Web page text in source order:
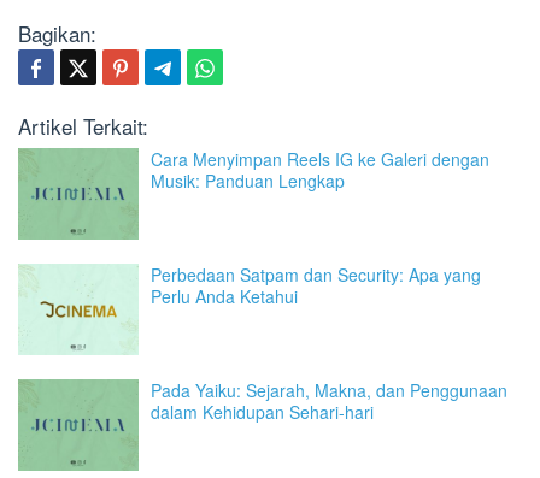
Bagikan:
Artikel Terkait:
Cara Menyimpan Reels IG ke Galeri dengan
Musik: Panduan Lengkap
Perbedaan Satpam dan Security: Apa yang
Perlu Anda Ketahui
Pada Yaiku: Sejarah, Makna, dan Penggunaan
dalam Kehidupan Sehari-hari